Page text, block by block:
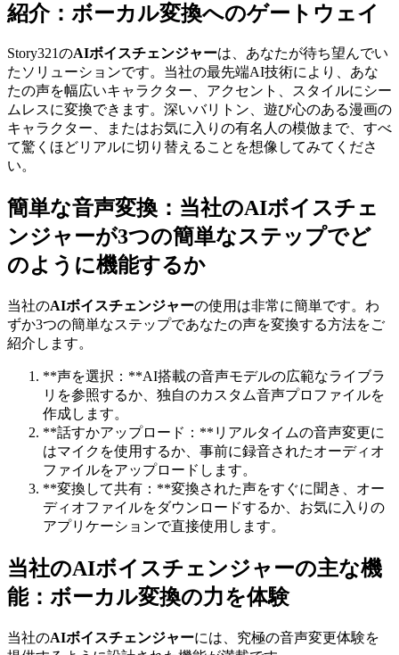
紹介：ボーカル変換へのゲートウェイ
Story321のAIボイスチェンジャーは、あなたが待ち望んでい
たソリューションです。当社の最先端AI技術により、あな
たの声を幅広いキャラクター、アクセント、スタイルにシー
ムレスに変換できます。深いバリトン、遊び心のある漫画の
キャラクター、またはお気に入りの有名人の模倣まで、すべ
て驚くほどリアルに切り替えることを想像してみてくださ
い。
簡単な音声変換：当社のAIボイスチェ
ンジャーが3つの簡単なステップでど
のように機能するか
当社のAIボイスチェンジャーの使用は非常に簡単です。わ
ずか3つの簡単なステップであなたの声を変換する方法をご
紹介します。
**声を選択：**AI搭載の音声モデルの広範なライブラ
リを参照するか、独自のカスタム音声プロファイルを
作成します。
**話すかアップロード：**リアルタイムの音声変更に
はマイクを使用するか、事前に録音されたオーディオ
ファイルをアップロードします。
**変換して共有：**変換された声をすぐに聞き、オー
ディオファイルをダウンロードするか、お気に入りの
アプリケーションで直接使用します。
当社のAIボイスチェンジャーの主な機
能：ボーカル変換の力を体験
当社のAIボイスチェンジャーには、究極の音声変更体験を